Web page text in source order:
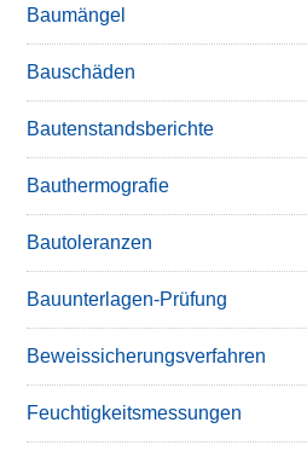
Baumängel
Bauschäden
Bautenstandsberichte
Bauthermografie
Bautoleranzen
Bauunterlagen-Prüfung
Beweissicherungsverfahren
Feuchtigkeitsmessungen